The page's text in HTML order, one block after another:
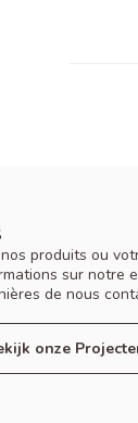
produits ou
sur notre
de nous
onze